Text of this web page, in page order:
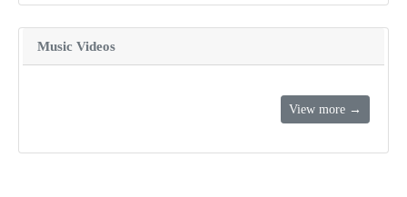
Music Videos
View more →